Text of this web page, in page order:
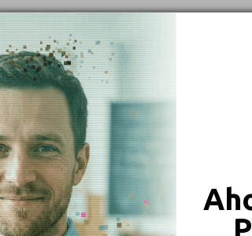
Jihlava (1)
Litoměřice (1)
Ostrava-město (2)
Písek (2)
Praha hlavní město (13)
Prostějov (1)
Semily (1)
Zlín (1)